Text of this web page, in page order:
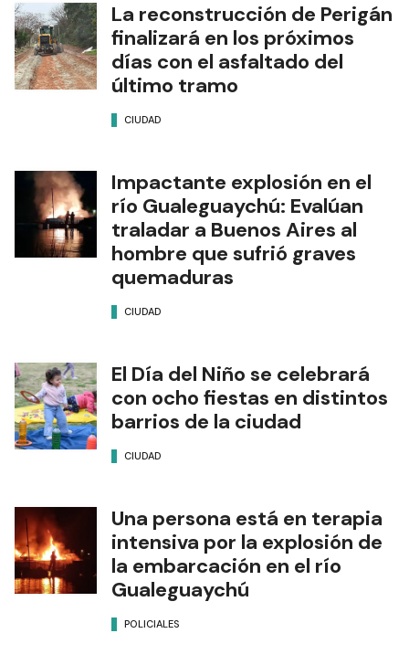
La reconstrucción de Perigán
finalizará en los próximos
días con el asfaltado del
último tramo
CIUDAD
Impactante explosión en el
río Gualeguaychú: Evalúan
traladar a Buenos Aires al
hombre que sufrió graves
quemaduras
CIUDAD
El Día del Niño se celebrará
con ocho fiestas en distintos
barrios de la ciudad
CIUDAD
Una persona está en terapia
intensiva por la explosión de
la embarcación en el río
Gualeguaychú
POLICIALES